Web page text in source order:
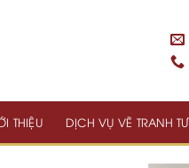
THIỆU DỊCH VỤ VẼ TRANH